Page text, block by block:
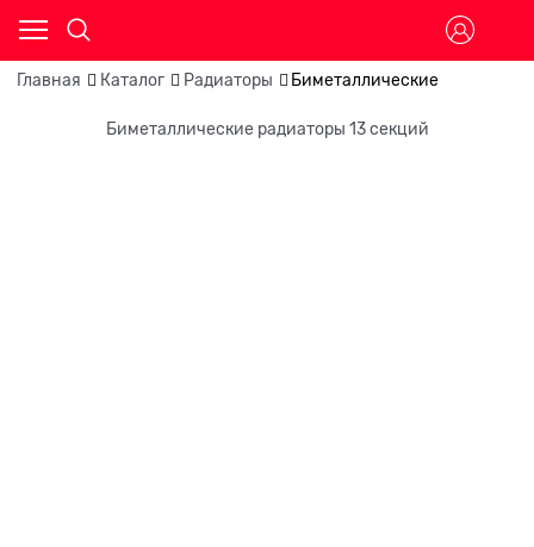
Главная Каталог Радиаторы Биметаллические
Биметаллические радиаторы 13 секций